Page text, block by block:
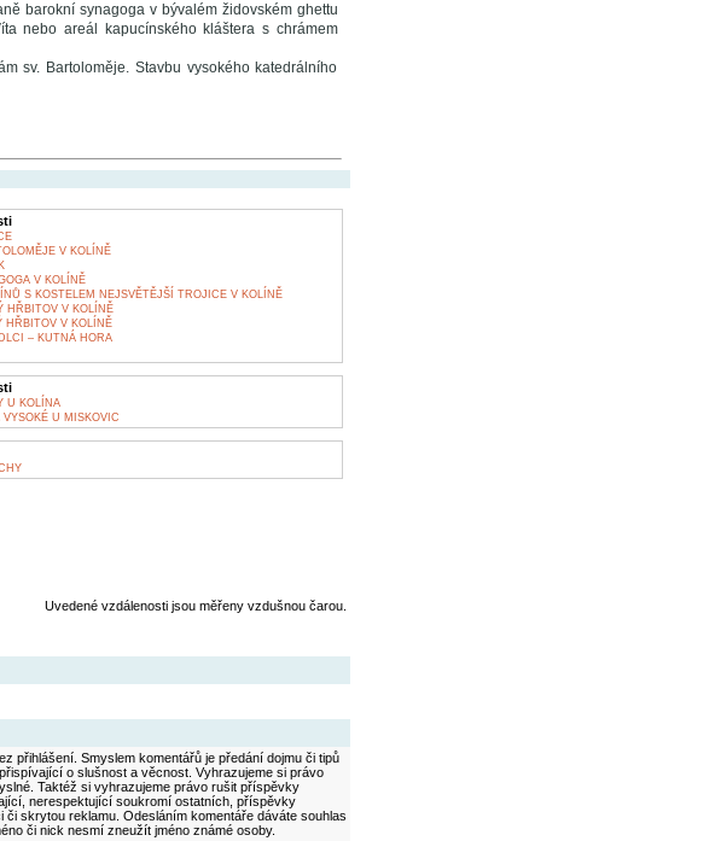
barokní synagoga v bývalém židovském ghettu
nebo areál kapucínského kláštera s chrámem
sv. Bartoloměje. Stavbu vysokého katedrálního
V KOLÍNĚ
V KOLÍNĚ
S KOSTELEM NEJSVĚTĚJŠÍ TROJICE V KOLÍNĚ
HŘBITOV V KOLÍNĚ
HŘBITOV V KOLÍNĚ
– KUTNÁ HORA
U KOLÍNA
U MISKOVIC
Uvedené vzdálenosti jsou měřeny vzdušnou čarou.
přihlášení. Smyslem komentářů je předání dojmu či tipů
o slušnost a věcnost. Vyhrazujeme si právo
Taktéž si vyhrazujeme právo rušit příspěvky
nerespektující soukromí ostatních, příspěvky
skrytou reklamu. Odesláním komentáře dáváte souhlas
či nick nesmí zneužít jméno známé osoby.